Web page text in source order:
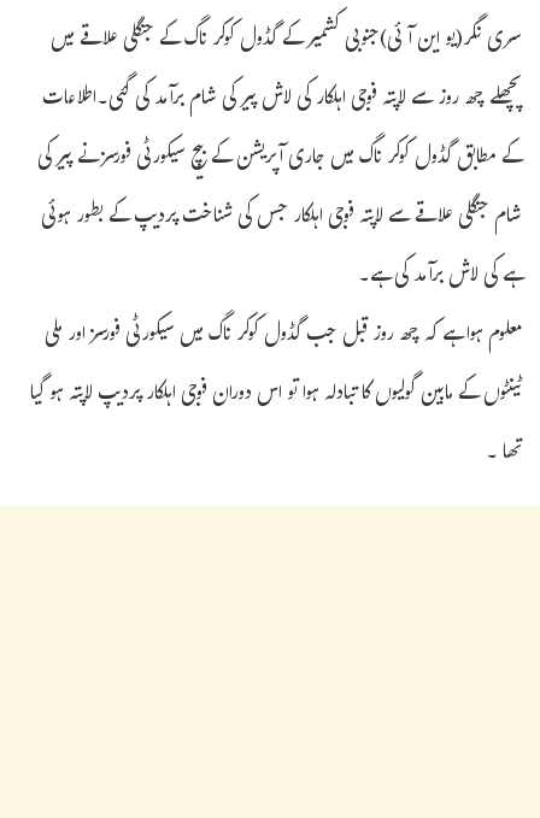
سری نگر(یو این آئی)جنوبی کشمیر کے گڈول کوکر ناگ کے جنگلی علاقے میں
پچھلے چھ روز سے لاپتہ فوجی اہلکار کی لاش پیر کی شام برآمد کی گئی۔اطلاعات
کے مطابق گڈول کوکر ناگ میں جاری آپریشن کے بیچ سیکورٹی فورسز نے پیر کی
شام جنگلی علاقے سے لاپتہ فوجی اہلکار جس کی شناخت پردیپ کے بطور ہوئی
ہے کی لاش برآمد کی ہے۔
معلوم ہوا ہے کہ چھ روز قبل جب گڈول کوکر ناگ میں سیکورٹی فورسز اور ملی
ٹینٹوں کے مابین گولیوں کا تبادلہ ہوا تو اس دوران فوجی اہلکار پردیپ لاپتہ ہو گیا
تھا ۔